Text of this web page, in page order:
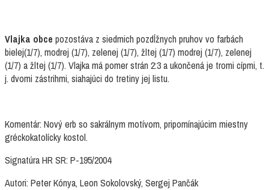
Vlajka obce pozostáva z siedmich pozdĺžnych pruhov vo farbách
bielej(1/7), modrej (1/7), zelenej (1/7), žltej (1/7) modrej (1/7), zelenej
(1/7) a žltej (1/7). Vlajka má pomer strán 2:3 a ukončená je tromi cípmi, t.
j. dvomi zástrihmi, siahajúci do tretiny jej listu.
Komentár: Nový erb so sakrálnym motívom, pripomínajúcim miestny
gréckokatolícky kostol.
Signatúra HR SR: P-195/2004
Autori: Peter Kónya, Leon Sokolovský, Sergej Pančák